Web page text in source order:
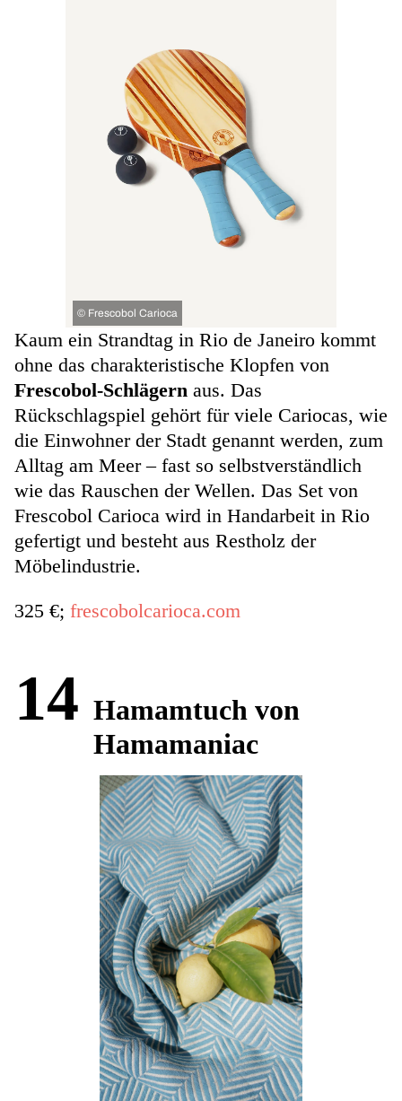
© Frescobol Carioca
Kaum ein Strandtag in Rio de Janeiro kommt
ohne das charakteristische Klopfen von
Frescobol-Schlägern aus. Das
Rückschlagspiel gehört für viele Cariocas, wie
die Einwohner der Stadt genannt werden, zum
Alltag am Meer – fast so selbstverständlich
wie das Rauschen der Wellen. Das Set von
Frescobol Carioca wird in Handarbeit in Rio
gefertigt und besteht aus Restholz der
Möbelindustrie.
325 €; frescobolcarioca.com
14 Hamamtuch von
Hamamaniac